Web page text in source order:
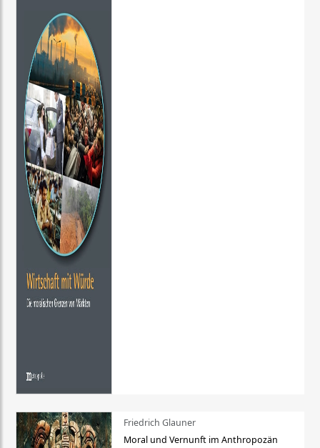
Friedrich Glauner
Moral und Vernunft im Anthropozän